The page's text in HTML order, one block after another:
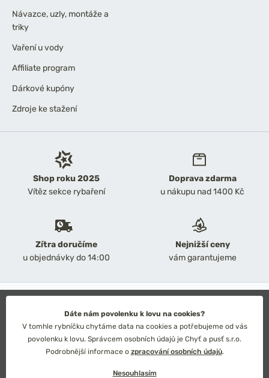
Shop roku 2025
Vítěz sekce rybaření
Doprava zdarma
u nákupu nad 1400 Kč
Zítra doručíme
u objednávky do 14:00
Nejnižší ceny
vám garantujeme
Návazce, uzly, montáže a
triky
Vaření u vody
Affiliate program
Dárkové kupóny
Zdroje ke stažení
Obchodní podmínky
Ochrana osobních údajů
Technické řešení: Simplia s.r.o.
Strategický design: Petr Široký
Dáte nám povolenku k lovu na cookies?
V tomhle rybníčku chytáme data na cookies a potřebujeme od vás
povolenku k lovu. Správcem osobních údajů je Chyť a pusť s.r.o.
Podrobnější informace o zpracování osobních údajů.
Nesouhlasím